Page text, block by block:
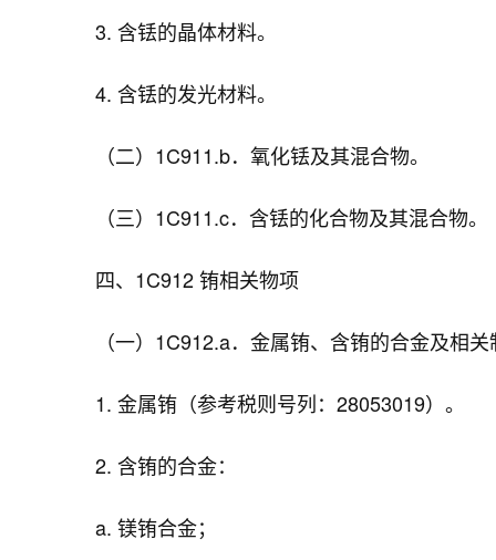
3. 含铥的晶体材料。
4. 含铥的发光材料。
（二）1C911.b．氧化铥及其混合物。
（三）1C911.c．含铥的化合物及其混合物。
四、1C912 铕相关物项
（一）1C912.a．金属铕、含铕的合金及相
1. 金属铕（参考税则号列：28053019）。
2. 含铕的合金：
a. 镁铕合金；